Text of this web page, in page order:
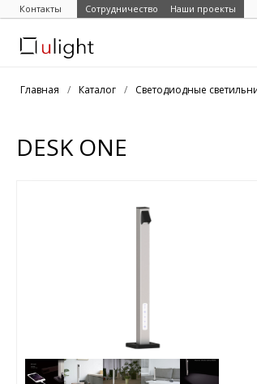
Контакты Сотрудничество Наши проекты
Главная / Каталог / Светодиодные
DESK ONE